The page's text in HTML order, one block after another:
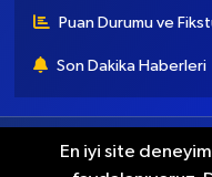
Puan Durumu ve
Son Dakika Haberleri
Künye
En iyi site